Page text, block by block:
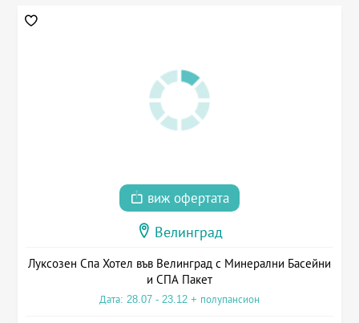
виж офертата
Велинград
Луксозен Спа Хотел във Велинград с Минерални Басейни
и СПА Пакет
Дата: 28.07 - 23.12 + полупансион